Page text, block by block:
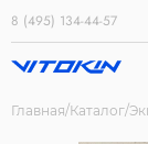
8 (495) 134-44-57
Главная Каталог